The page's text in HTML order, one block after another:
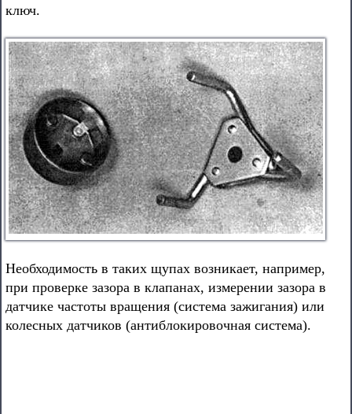
ключ.
Необходимость в таких щупах возникает, например,
при проверке зазора в клапанах, измерении зазора в
датчике частоты вращения (система зажигания) или
колесных датчиков (антиблокировочная система).